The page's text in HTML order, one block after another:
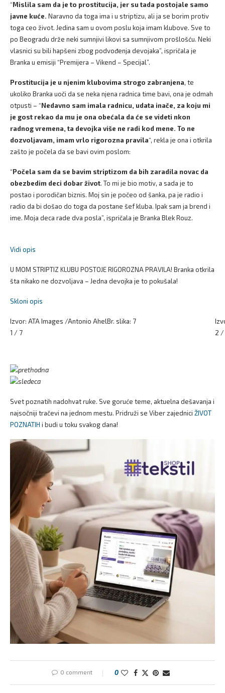
“Mislila sam da je to prostitucija, jer su tada postojale samo
javne kuće. Naravno da toga ima i u striptizu, ali ja se borim protiv
toga ceo život. Jedina sam u ovom poslu koja imam klubove. Sve to
po Beogradu drže neki sumnjivi likovi sa sumnjivom prošlošću. Neki
vlasnici su bili hapšeni zbog podvođenja devojaka”, ispričala je
Branka u emisiji “Premijera – Vikend – Specijal”.
Prostitucija je u njenim klubovima strogo zabranjena, te
ukoliko Branka uoči da se neka njena radnica time bavi, ona je odmah
otpusti – “Nedavno sam imala radnicu, udata inače, za koju mi
je gost rekao da mu je ona obećala da će se videti nkon
radnog vremena, ta devojka više ne radi kod mene. To ne
dozvoljavam, imam vrlo rigorozna pravila“, rekla je ona i otkrila
zašto je počela da se bavi ovim poslom:
“Počela sam da se bavim striptizom da bih zaradila novac da
obezbedim deci dobar život. To mi je bio motiv, a sada je to
postao i porodičan biznis. Moj sin je počeo od šanka, pa je radio i
radio da bi došao do toga da postane šef kluba. Ipak sam ja brend i
ime. Moja deca rade dva posla”, ispričala je Branka Blek Rouz.
Vidi opis
U MOM STRIPTIZ KLUBU POSTOJE RIGOROZNA PRAVILA! Branka otkrila
šta nikako ne dozvoljava – Jedna devojka je to pokušala!
Skloni opis
Izvor: ATA Images /Antonio AhelBr. slika: 7
1 / 7
2 /
Svet poznatih nadohvat ruke. Sve goruće teme, aktuelna dešavanja i
najsočniji tračevi na jednom mestu. Pridruži se Viber zajednici ŽIVOT
POZNATIH i budi u toku svakog dana!
0 comment 0